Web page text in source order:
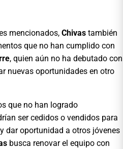
mencionados, Chivas también
que no han cumplido con
, quien aún no ha debutado con
nuevas oportunidades en otro
que no han logrado
ser cedidos o vendidos para
dar oportunidad a otros jóvenes
busca renovar el equipo con